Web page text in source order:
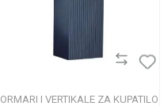
ORMARI I VERTIKALE ZA KUPATILO